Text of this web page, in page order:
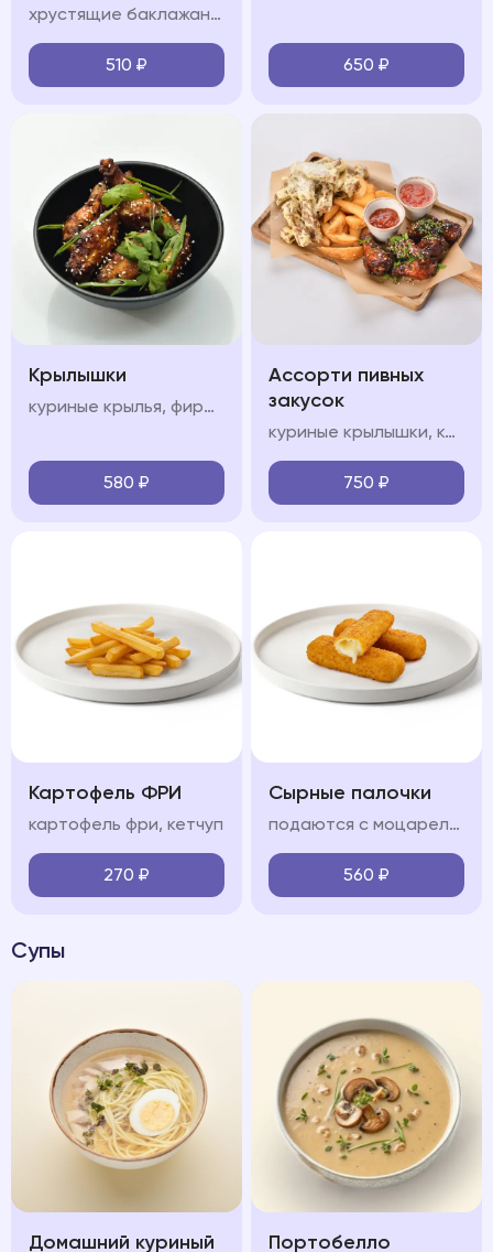
хрустящие баклажаны подаются с помидорами, сливочным сыром, пикантной заправкой, зеленым луком и кинзой
510 ₽ 650 ₽
Крылышки
куриные крылья, фирменный соус, кинза
580 ₽
Ассорти пивных
закусок
куриные крылышки, картофель спайс, чесночные гренки, кетчуп, соус сладкий чили
750 ₽
Картофель ФРИ
картофель фри, кетчуп
270 ₽
Сырные палочки
подаются с моцареллой и соусом сладкий чили
560 ₽
Супы
Домашний куриный Портобелло